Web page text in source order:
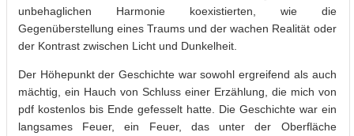
unbehaglichen Harmonie koexistierten, wie die
Gegenüberstellung eines Traums und der wachen Realität oder
der Kontrast zwischen Licht und Dunkelheit.
Der Höhepunkt der Geschichte war sowohl ergreifend als auch
mächtig, ein Hauch von Schluss einer Erzählung, die mich von
pdf kostenlos bis Ende gefesselt hatte. Die Geschichte war ein
langsames Feuer, ein Feuer, das unter der Oberfläche